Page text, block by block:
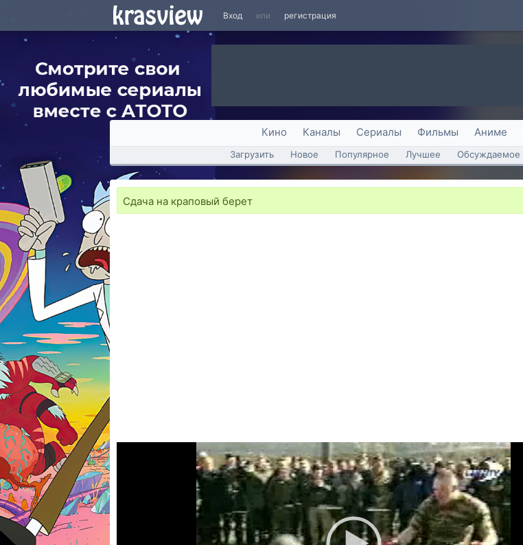
Вход или регистрация
Кино Каналы Сериалы Фильмы Аниме
Загрузить Новое Популярное Лучшее Обсуждаемое
Сдача на краповый берет